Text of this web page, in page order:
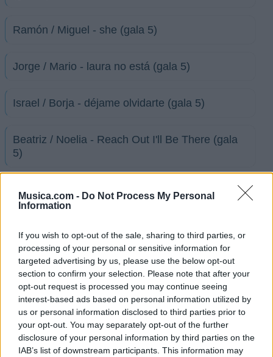
Musica.com - Do Not Process My Personal
Information
If you wish to opt-out of the sale, sharing to third parties, or
processing of your personal or sensitive information for
targeted advertising by us, please use the below opt-out
section to confirm your selection. Please note that after your
opt-out request is processed you may continue seeing
interest-based ads based on personal information utilized by
us or personal information disclosed to third parties prior to
your opt-out. You may separately opt-out of the further
disclosure of your personal information by third parties on the
IAB’s list of downstream participants. This information may
Ramón / Miguel - she (gala 5)
Jorge / Mario - laura no está (gala 5)
Israel / Borja - déjame olvidarte (gala 5)
Beatriz / Noelia - Reach Out I'll Be There (gala
5)
Davinia / Leticia - y, sin embargo, te quiero (gala
5)
Israel - the show must go on (gala 6)
Sonia - a quién le importa (gala 6)
Ramon / Borja / Vicente - si tú me miras (gala 6)
Jorge / Miguel - aire (gala 6)